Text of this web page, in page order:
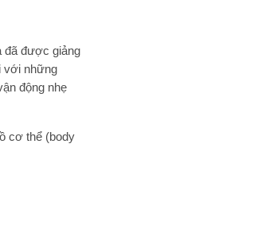
đã được giảng
với những
động nhẹ
cơ thể (body